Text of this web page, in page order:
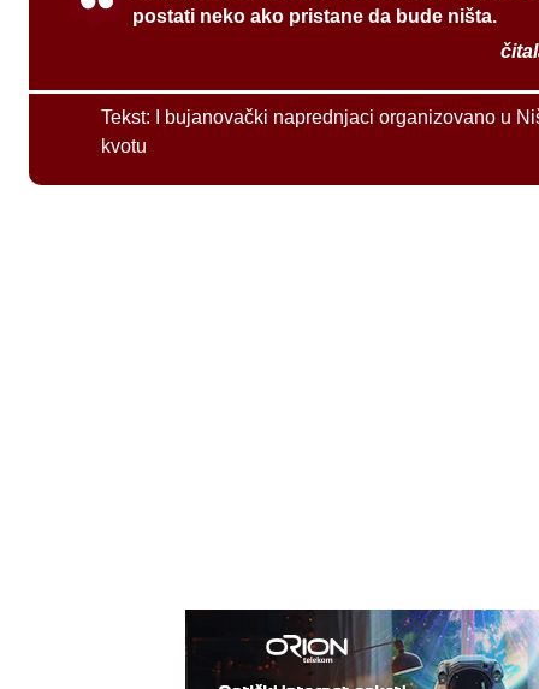
postati neko ako pristane da bude ništa.
Tekst:
I bujanovački naprednjaci organizovano u
kvotu